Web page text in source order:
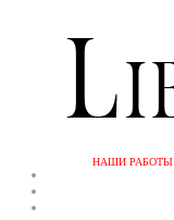
НАШИ РАБОТЫ